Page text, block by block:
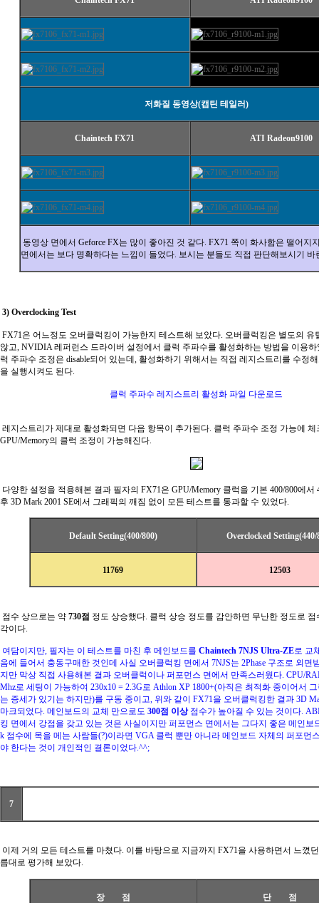
저화질 동영상(캡틴 테일러)
Chaintech FX71 ATI Radeon9100
동영상 면에서 Geforce FX는 많이 좋아진 것 같다. FX71 쪽이 화사함은 떨어지
면에서는 보다 명확하다는 느낌이 들었다. 보시는 분들도 직접 판단해보시기 바
3) Overclocking Test
FX71은 어느정도 오버클럭킹이 가능한지 테스트해 보았다. 오버클럭킹은 별도의 유
않고, NVIDIA 레퍼런스 드라이버 설정에서 클럭 주파수를 활성화하는 방법을 이용
럭 주파수 조정은 disable되어 있는데, 활성화하기 위해서는 직접 레지스트리를 수정
을 실행시켜도 된다.
클럭 주파수 레지스트리 활성화 파일 다운로드
레지스트리가 제대로 활성화되면 다음 항목이 추가된다. 클럭 주파수 조정 가능에
GPU/Memory의 클럭 조정이 가능해진다.
다양한 설정을 적용해본 결과 필자의 FX71은 GPU/Memory 클럭을 기본 400/800에서
후 3D Mark 2001 SE에서 그래픽의 깨짐 없이 모든 테스트를 통과할 수 있었다.
Default Setting(400/800) Overclocked Setting(440/
11769 12503
점수 상으로는 약 730점 정도 상승했다. 클럭 상승 정도를 감안하면 무난한 정도로
각이다.
여담이지만, 필자는 이 테스트를 마친 후 메인보드를 Chaintech 7NJS Ultra-ZE로 교
음에 들어서 충동구매한 것인데 사실 오버클럭킹 면에서 7NJS는 2Phase 구조로 외면
지만 막상 직접 사용해본 결과 오버클럭이나 퍼포먼스 면에서 만족스러웠다. CPU/
Mhz로 세팅이 가능하여 230x10 = 2.3G로 Athlon XP 1800+(아직은 최적화 중이어서
는 증세가 있기는 하지만)를 구동 중이고, 위와 같이 FX71을 오버클럭킹한 결과 3D
마크되었다. 메인보드의 교체 만으로도 300점 이상점수가 높아질 수 있는 것이다.
킹 면에서 강점을 갖고 있는 것은 사실이지만 퍼포먼스 면에서는 그다지 좋은 메인보
k 점수에 목을 메는 사람들(?)이라면 VGA 클럭 뿐만 아니라 메인보드 자체의 퍼포먼
야 한다는 것이 개인적인 결론이었다.^^;
7
이제 거의 모든 테스트를 마쳤다. 이를 바탕으로 지금까지 FX71을 사용하면서 느꼈
름대로 평가해 보았다.
장 점 단 점